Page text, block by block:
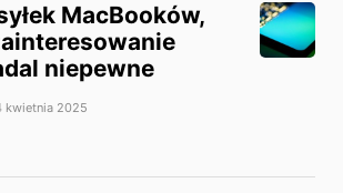
MacBooków,
niepewne
kwietnia 2025